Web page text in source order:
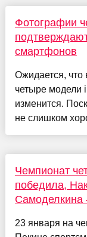
Фотографии
смартфонов
Ожидается, что
четыре модели
изменится.
не слишком
Чемпионат
победила,
Самоделкина
23 января на